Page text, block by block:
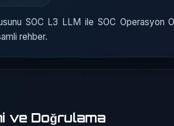
SOC L3 LLM ile SOC Operasyon
rehber.
ve Doğrulama